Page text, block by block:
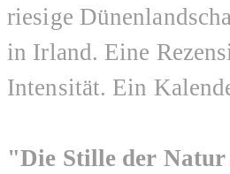
riesige
in Irland. Eine
Intensität. Ein
"Die Stille der